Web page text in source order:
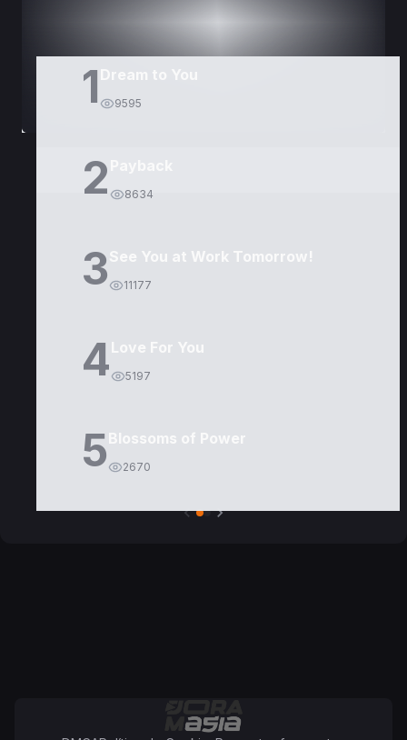
1 Dream to You
9595
2 8634
3See You at Work Tomorrow!
11177
4Love For You
5197
5Blossoms of Power
2670